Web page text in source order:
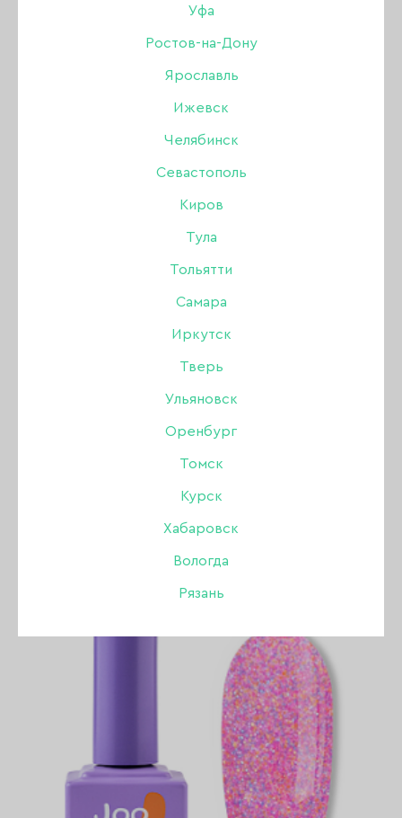
Уфа
Ростов-на-Дону
Ярославль
Ижевск
Челябинск
Севастополь
Киров
Тула
Тольятти
Самара
Иркутск
Тверь
Ульяновск
Оренбург
Томск
Курск
Хабаровск
Вологда
Рязань
БАЗЫ И ТОПЫ JOO-JOO
КОЛЛЕКЦИЯ DRAGONFLY
КОЛЛЕКЦИЯ DREAM
КОЛЛЕКЦИЯ ГАЛАКТИКА
КОЛЛЕКЦИЯ ASIAN CAT
КОЛЛЕКЦИЯ ГЛАМУР